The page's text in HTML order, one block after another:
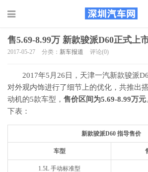
售5.69-8.99万 新款骏派D60正式上
2017-05-27 分类： 新车报道 评论(0)
2017年5月26日，天津一汽新款骏派
对外观内饰进行了细节上的优化，共推出
动机的5款车型， 售价区间为5.69-8.99万元
下表：
新款骏派D60 指导售价
车型
1.5L 手动标准型